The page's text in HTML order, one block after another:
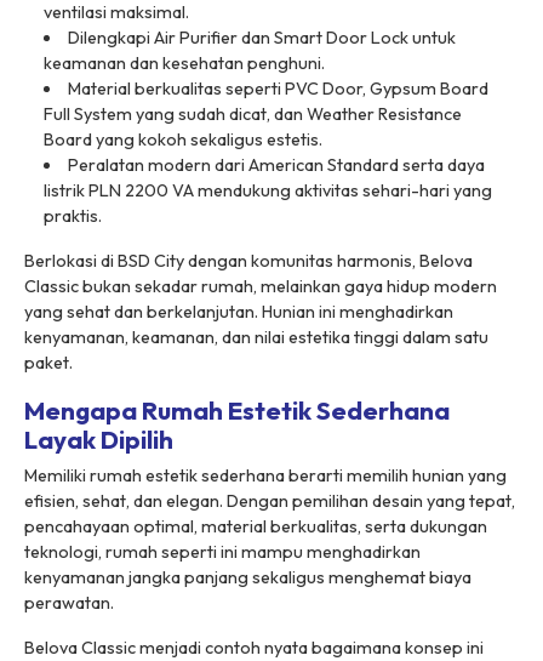
ventilasi maksimal.
Dilengkapi Air Purifier dan Smart Door Lock untuk
keamanan dan kesehatan penghuni.
Material berkualitas seperti PVC Door, Gypsum Board
Full System yang sudah dicat, dan Weather Resistance
Board yang kokoh sekaligus estetis.
Peralatan modern dari American Standard serta daya
listrik PLN 2200 VA mendukung aktivitas sehari-hari yang
praktis.
Berlokasi di BSD City dengan komunitas harmonis, Belova
Classic bukan sekadar rumah, melainkan gaya hidup modern
yang sehat dan berkelanjutan. Hunian ini menghadirkan
kenyamanan, keamanan, dan nilai estetika tinggi dalam satu
paket.
Mengapa Rumah Estetik Sederhana
Layak Dipilih
Memiliki rumah estetik sederhana berarti memilih hunian yang
efisien, sehat, dan elegan. Dengan pemilihan desain yang tepat,
pencahayaan optimal, material berkualitas, serta dukungan
teknologi, rumah seperti ini mampu menghadirkan
kenyamanan jangka panjang sekaligus menghemat biaya
perawatan.
Belova Classic menjadi contoh nyata bagaimana konsep ini